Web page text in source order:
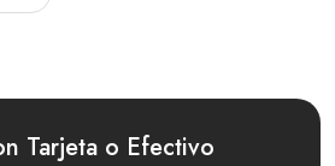
Tarjeta o Efectivo